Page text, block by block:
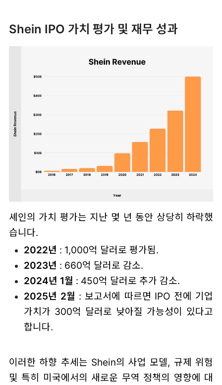
Shein IPO 가치 평가 및 재무 성과
셰인의 가치 평가는 지난 몇 년 동안 상당히 하락했
습니다.
2022년 : 1,000억 달러로 평가됨.
2023년 : 660억 달러로 감소.
2024년 1월 : 450억 달러로 추가 감소.
2025년 2월 : 보고서에 따르면 IPO 전에 기업
가치가 300억 달러로 낮아질 가능성이 있다고
합니다.
이러한 하향 추세는 Shein의 사업 모델, 규제 위험
및 특히 미국에서의 새로운 무역 정책의 영향에 대